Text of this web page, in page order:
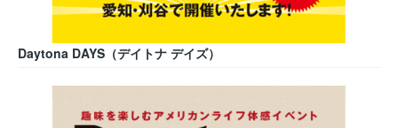
Daytona DAYS（デイトナ デイズ）